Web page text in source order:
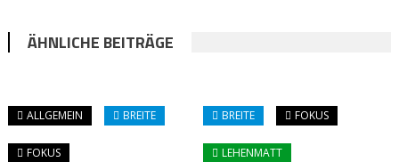
ÄHNLICHE BEITRÄGE
ALLGEMEIN BREITE
FOKUS
BREITE FOKUS
LEHENMATT